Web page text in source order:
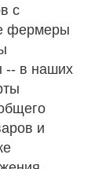
с
фермеры
-- в наших
и